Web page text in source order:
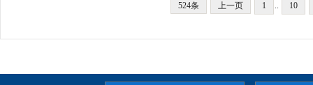
524条 上一页 1 .. 10